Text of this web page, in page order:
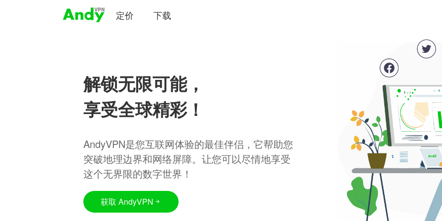
定价 下载
解锁无限可能，
享受全球精彩！
AndyVPN是您互联网体验的最佳伴侣，它帮助您
突破地理边界和网络屏障。让您可以尽情地享受
这个无界限的数字世界！
获取 AndyVPN